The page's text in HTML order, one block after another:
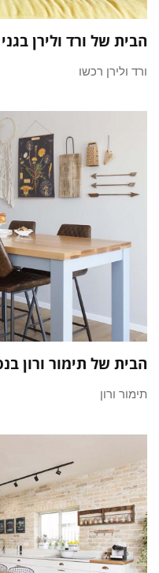
הבית של ורד ולירן
ורד ולירן רכשו
הבית של תימור ורון
תימור ורון